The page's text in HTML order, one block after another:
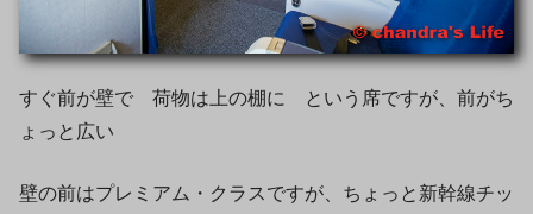
すぐ前が壁で 荷物は上の棚に という席ですが、前がち
ょっと広い
壁の前はプレミアム・クラスですが、ちょっと新幹線チッ